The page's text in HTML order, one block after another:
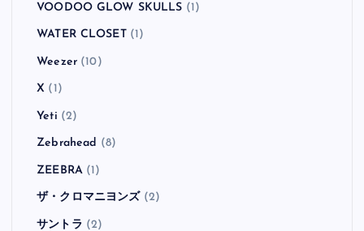
VOODOO GLOW SKULLS (1)
WATER CLOSET(1)
Weezer(10)
X (1)
Yeti (2)
Zebrahead (8)
ZEEBRA(1)
ザ・クロマニヨンズ (2)
サントラ (2)